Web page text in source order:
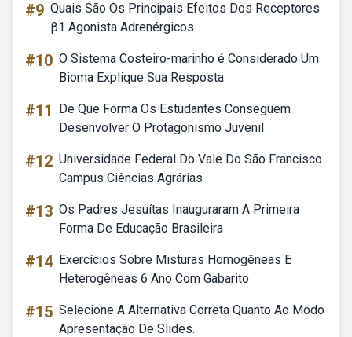
#9 Quais São Os Principais Efeitos Dos Receptores
β1 Agonista Adrenérgicos
#10 O Sistema Costeiro-marinho é Considerado Um
Bioma Explique Sua Resposta
#11
De Que Forma Os Estudantes Conseguem
Desenvolver O Protagonismo Juvenil
#12 Universidade Federal Do Vale Do São Francisco
Campus Ciências Agrárias
#13 Os Padres Jesuítas Inauguraram A Primeira
Forma De Educação Brasileira
#14 Exercícios Sobre Misturas Homogêneas E
Heterogêneas 6 Ano Com Gabarito
#15 Selecione A Alternativa Correta Quanto Ao Modo
Apresentação De Slides.